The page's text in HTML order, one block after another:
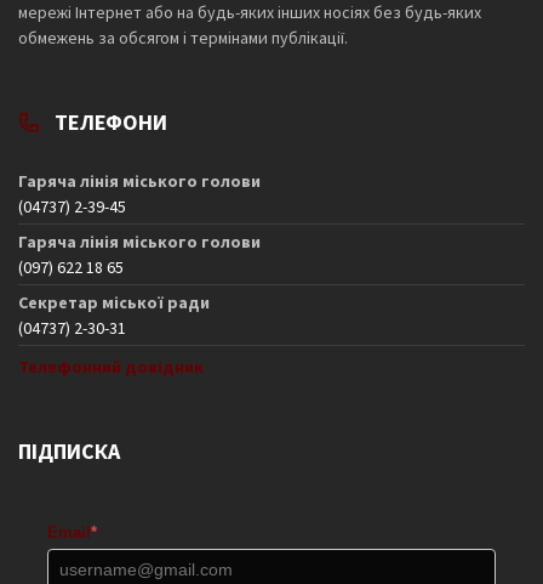
мережі Інтернет або на будь-яких інших носіях без будь-яких
обмежень за обсягом і термінами публікації.
ТЕЛЕФОНИ
Гаряча лінія міського голови
(04737) 2-39-45
Гаряча лінія міського голови
(097) 622 18 65
Секретар міської ради
(04737) 2-30-31
Телефонний довідник
ПІДПИСКА
Email *